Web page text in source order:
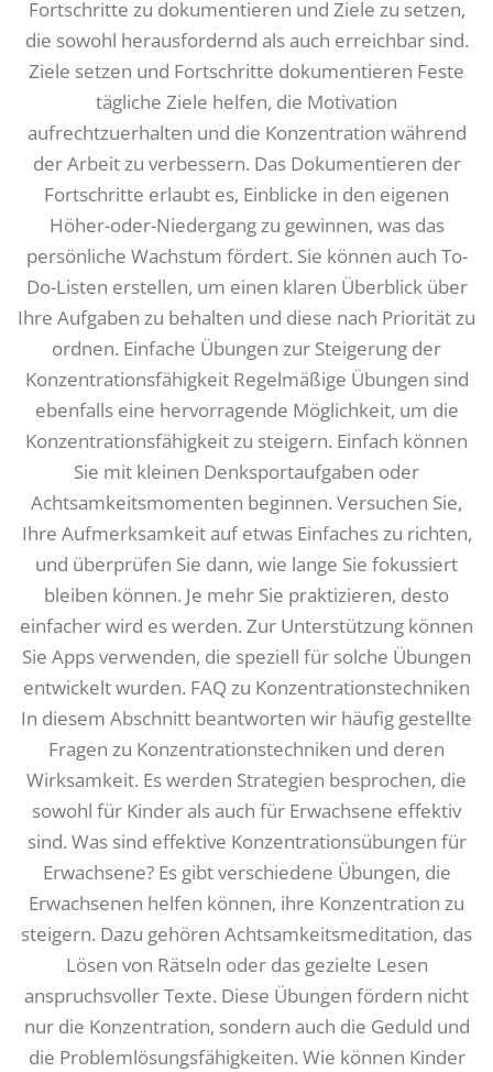
Fortschritte zu dokumentieren und Ziele zu setzen,
die sowohl herausfordernd als auch erreichbar sind.
Ziele setzen und Fortschritte dokumentieren Feste
tägliche Ziele helfen, die Motivation
aufrechtzuerhalten und die Konzentration während
der Arbeit zu verbessern. Das Dokumentieren der
Fortschritte erlaubt es, Einblicke in den eigenen
Höher-oder-Niedergang zu gewinnen, was das
persönliche Wachstum fördert. Sie können auch To-
Do-Listen erstellen, um einen klaren Überblick über
Ihre Aufgaben zu behalten und diese nach Priorität zu
ordnen. Einfache Übungen zur Steigerung der
Konzentrationsfähigkeit Regelmäßige Übungen sind
ebenfalls eine hervorragende Möglichkeit, um die
Konzentrationsfähigkeit zu steigern. Einfach können
Sie mit kleinen Denksportaufgaben oder
Achtsamkeitsmomenten beginnen. Versuchen Sie,
Ihre Aufmerksamkeit auf etwas Einfaches zu richten,
und überprüfen Sie dann, wie lange Sie fokussiert
bleiben können. Je mehr Sie praktizieren, desto
einfacher wird es werden. Zur Unterstützung können
Sie Apps verwenden, die speziell für solche Übungen
entwickelt wurden. FAQ zu Konzentrationstechniken
In diesem Abschnitt beantworten wir häufig gestellte
Fragen zu Konzentrationstechniken und deren
Wirksamkeit. Es werden Strategien besprochen, die
sowohl für Kinder als auch für Erwachsene effektiv
sind. Was sind effektive Konzentrationsübungen für
Erwachsene? Es gibt verschiedene Übungen, die
Erwachsenen helfen können, ihre Konzentration zu
steigern. Dazu gehören Achtsamkeitsmeditation, das
Lösen von Rätseln oder das gezielte Lesen
anspruchsvoller Texte. Diese Übungen fördern nicht
nur die Konzentration, sondern auch die Geduld und
die Problemlösungsfähigkeiten. Wie können Kinder